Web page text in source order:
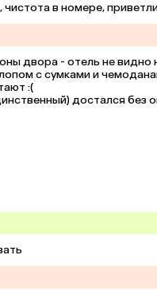
чистота в номере,
двора - отель не
с сумками и
:(
достался